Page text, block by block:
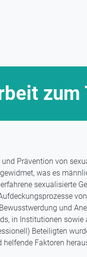
Prävention von
was es
sexualisierte
und
in Institutionen
Beteiligten
helfende Faktoren